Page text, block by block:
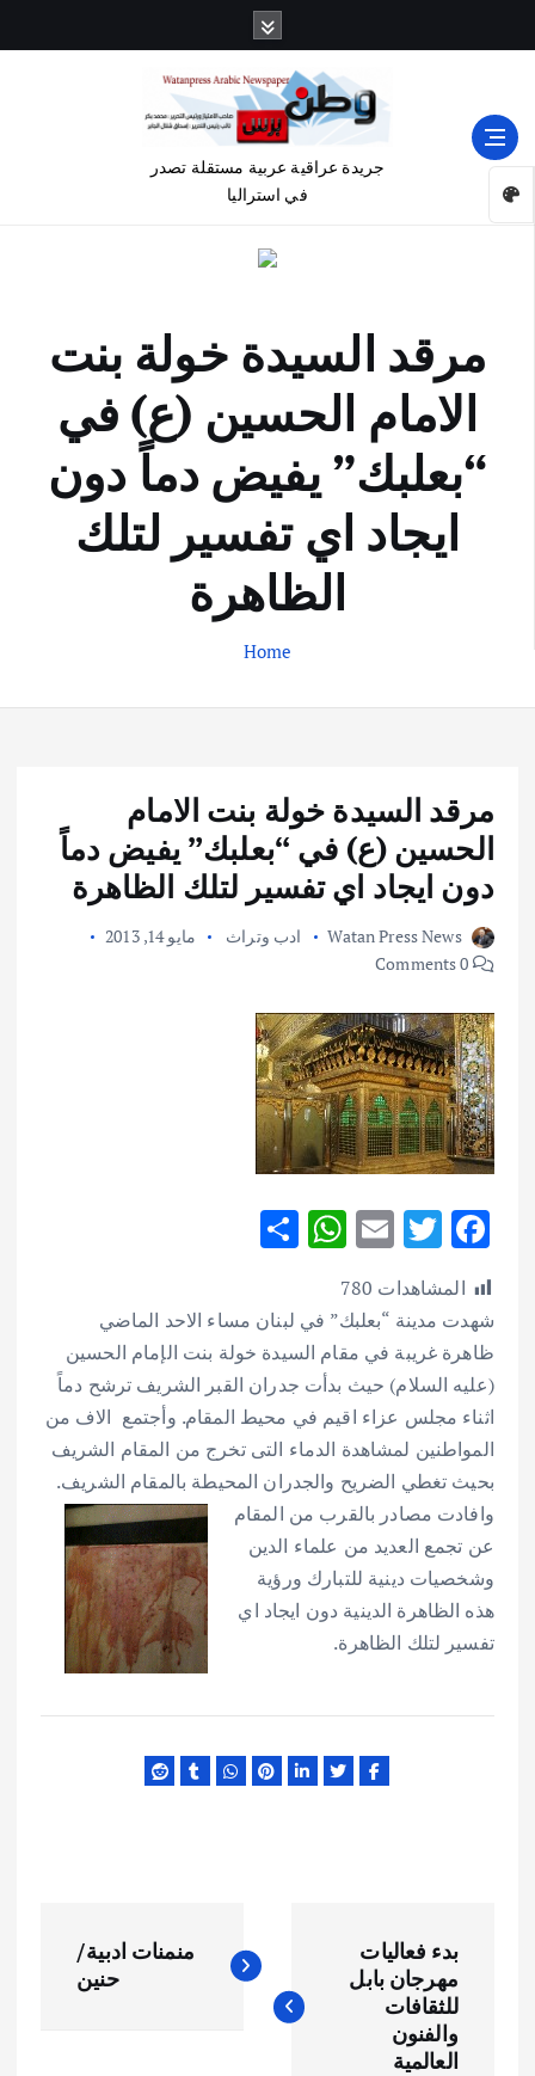
جريدة عراقية عربية مستقلة تصدر
في استراليا
مرقد السيدة خولة بنت
الامام الحسين (ع) في
“بعلبك” يفيض دماً دون
ايجاد اي تفسير لتلك
الظاهرة
Home
مرقد السيدة خولة بنت الامام
الحسين (ع) في “بعلبك” يفيض دماً
دون ايجاد اي تفسير لتلك الظاهرة
Watan Press News ادب وتراث
مايو 14, 2013
F
ac
e
b
o
o
k
T
w
it
te
r
E
ai
l
W
at
s
A
p
p
e
المشاهدات 780
شهدت مدينة “بعلبك” في لبنان مساء الاحد الماضي
ظاهرة غريبة في مقام السيدة خولة بنت الإمام الحسين
(عليه السلام) حيث بدأت جدران القبر الشريف ترشح دماً
اثناء مجلس عزاء اقيم في محيط المقام. وأجتمع الاف من
المواطنين لمشاهدة الدماء التى تخرج من المقام الشريف
بحيث تغطي الضریح والجدران المحيطة بالمقام الشريف.
وافادت مصادر بالقرب من المقام
عن تجمع العديد من علماء الدين
وشخصيات دينية للتبارك ورؤية
هذه الظاهرة الدينية دون ايجاد اي
تفسير لتلك الظاهرة.
ص
بدء فعاليات
مهرجان بابل
للثقافات
والفنون
العالمية
منمنات ادبية/
حنين